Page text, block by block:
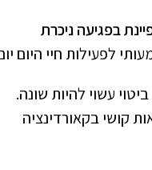
בפגיעה ניכרת
לפעילות חיי היום
עשוי להיות שונה.
קושי בקאורדינציה